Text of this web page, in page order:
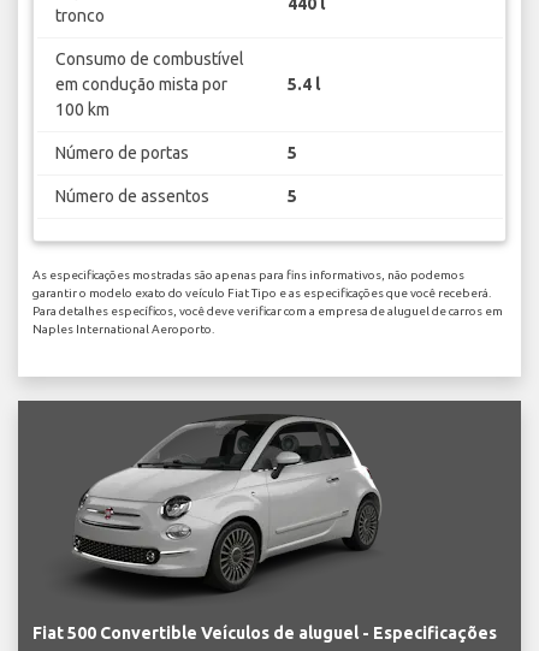
tronco
Consumo de combustível
em condução mista por
100 km
5.4 l
Número de portas 5
Número de assentos 5
As especificações mostradas são apenas para fins informativos, não podemos
garantir o modelo exato do veículo Fiat Tipo e as especificações que você receberá.
Para detalhes específicos, você deve verificar com a empresa de aluguel de carros em
Naples International Aeroporto.
Fiat 500 Convertible Veículos de aluguel - Especificações